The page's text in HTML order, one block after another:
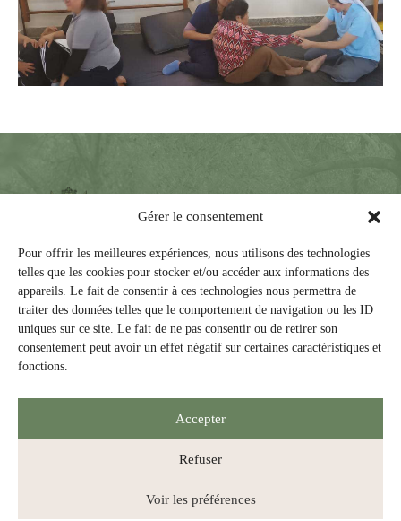
Gérer le consentement
Pour offrir les meilleures expériences, nous utilisons des technologies
telles que les cookies pour stocker et/ou accéder aux informations des
appareils. Le fait de consentir à ces technologies nous permettra de
traiter des données telles que le comportement de navigation ou les ID
uniques sur ce site. Le fait de ne pas consentir ou de retirer son
consentement peut avoir un effet négatif sur certaines caractéristiques et
fonctions.
Accepter
Refuser
Voir les préférences
Los tres pilares de la vida espiritual de las
Agustinas de ayer y de hoy son los siguientes:
• Vida de oración, alabanza e intercesión
de Jesús (Canadá) Fotos: Daniel Abel, Pierre Lahoud y archivos de los